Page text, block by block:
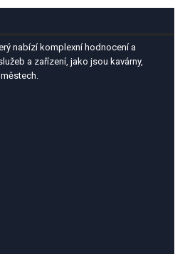
nabízí komplexní hodnocení a
a zařízení, jako jsou kavárny,